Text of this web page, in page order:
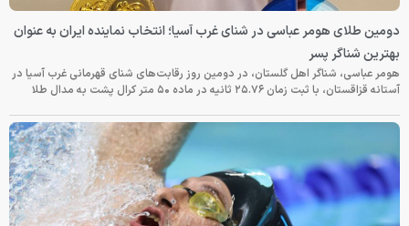
دومین طلای هومر عباسی در شنای غرب آسیا؛ انتخاب نماینده ایران به عنوان
بهترین شناگر پسر
هومر عباسی، شناگر اهل گلستان، در دومین روز رقابت‌های شنای قهرمانی غرب آسیا در
آستانه قزاقستان، با ثبت زمان ۲۵.۷۶ ثانیه در ماده ۵۰ متر کرال پشت به مدال طلا